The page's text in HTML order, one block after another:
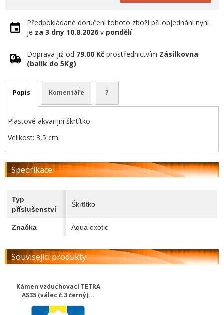
Předpokládané doručení tohoto zboží při objednání nyní
je za 3 dny 10.8.2026 v pondělí
Doprava již od 79.00 Kč prostřednictvím Zásilkovna
(balík do 5Kg)
Popis Komentáře ?
Plastové akvarijní škrtítko.
Velikost: 3,5 cm.
Specifikace
Typ
příslušenství
Škrtítko
Značka Aqua exotic
Související produkty
Kámen vzduchovací TETRA
AS35 (válec č.3 černý)...